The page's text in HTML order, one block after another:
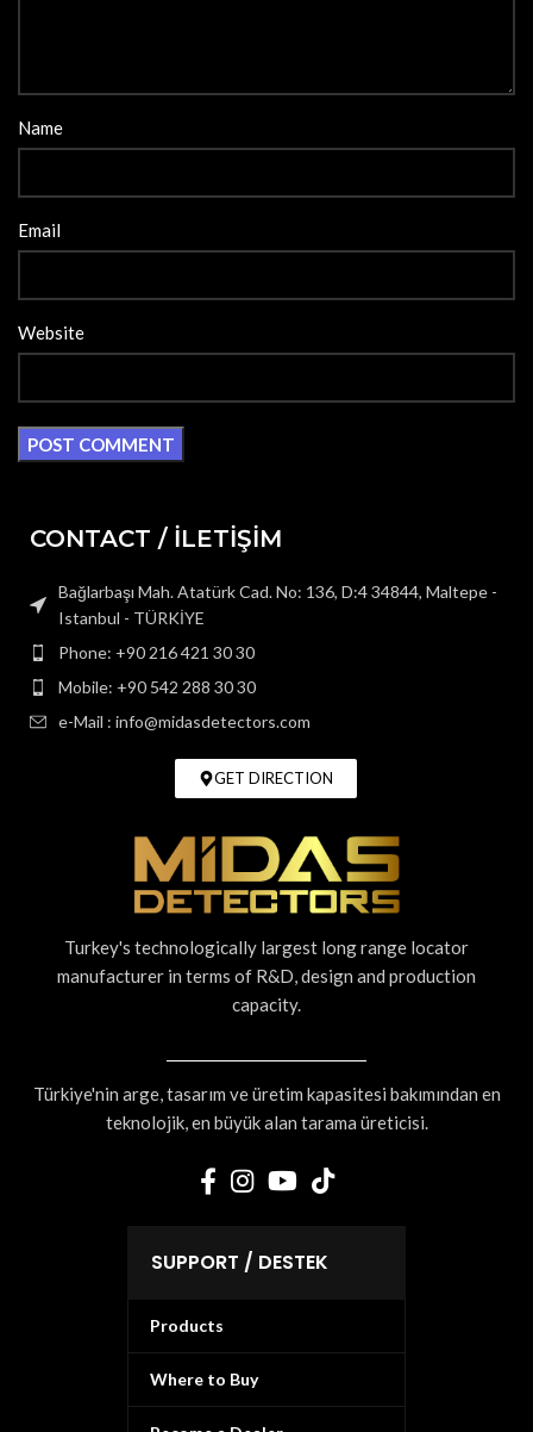
Name
Email
Website
CONTACT / İLETİŞİM
Bağlarbaşı Mah. Atatürk Cad. No: 136, D:4 34844, Maltepe -
Istanbul - TÜRKİYE
Phone: +90 216 421 30 30
Mobile: +90 542 288 30 30
e-Mail : info@midasdetectors.com
GET DIRECTION
Turkey's technologically largest long range locator
manufacturer in terms of R&D, design and production
capacity.
Türkiye'nin arge, tasarım ve üretim kapasitesi bakımından en
teknolojik, en büyük alan tarama üreticisi.
SUPPORT / DESTEK
Products
Where to Buy